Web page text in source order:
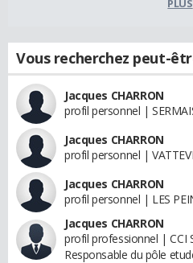
PLUS
Vous recherchez peut-
Jacques CHARRON
profil personnel |
Jacques CHARRON
profil personnel |
Jacques CHARRON
profil personnel | LES
Jacques CHARRON
profil professionnel | CCI
Responsable du pôle